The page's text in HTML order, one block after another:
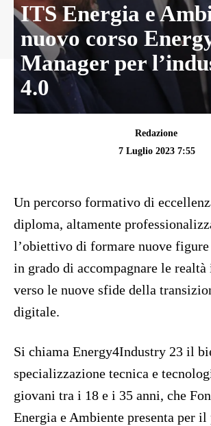
ITS Energia e
nuovo corso
Manager per
4.0
Redazione
7 Luglio 2023 7:55
Un percorso formativo di
diploma, altamente
l’obiettivo di formare nuove
in grado di accompagnare le
verso le nuove sfide della
digitale.
Si chiama Energy4Industry 23 il
specializzazione tecnica e
giovani tra i 18 e i 35 anni, che
Energia e Ambiente presenta per il